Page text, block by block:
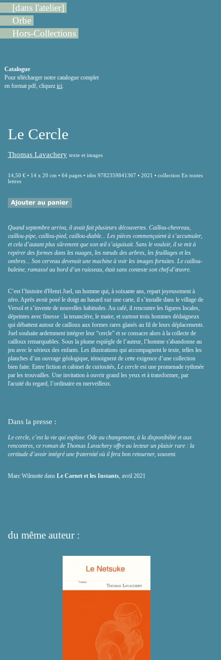
[dans l'atelier]
Orbe
Hors-Collections
Catalogue
Pour télécharger notre catalogue complet
en format pdf, cliquez ici
Le Cercle
Thomas Lavachery texte et images
14,50 € • 14 x 20 cm • 64 pages • isbn 9782359841367 • 2021 • collection En toutes
lettres
Quand septembre arriva, il avait fait plusieurs découvertes. Caillou-chevreau,
caillou-pipe, caillou-pied, caillou-diable... Les pièces commençaient à s’accumuler,
et cela d’autant plus sûrement que son œil s’aiguisait. Sans le vouloir, il se mit à
repérer des formes dans les nuages, les nœuds des arbres, les feuillages et les
ombres... Son cerveau devenait une machine à voir les images fortuites. Le caillou-
baleine, ramassé au bord d’un ruisseau, était sans conteste son chef-d’œuvre.
C’est l’histoire d'Henri Juel, un homme qui, à soixante ans, repart joyeusement à
zéro. Après avoir posé le doigt au hasard sur une carte, il s’installe dans le village de
Versol et s’invente de nouvelles habitudes. Au café, il rencontre les figures locales,
dépeintes avec finesse : la tenancière, le maire, et surtout trois hommes dédaigneux
qui débattent autour de cailloux aux formes rares glanés au fil de leurs déplacements.
Juel souhaite ardemment intégrer leur “cercle” et se consacre alors à la collecte de
cailloux remarquables. Sous la plume espiègle de l’auteur, l’homme s'abandonne au
jeu avec le sérieux des enfants. Les illustrations qui accompagnent le texte, telles les
planches d’un ouvrage géologique, témoignent de cette exigence d’une collection
bien faite. Entre fiction et cabinet de curiosités, Le cercle est une promenade rythmée
par les trouvailles. Une invitation à ouvrir grand les yeux et à transformer, par
l'acuité du regard, l’ordinaire en merveilleux.
Dans la presse :
Le cercle, c’est la vie qui explose. Ode au changement, à la disponibilité et aux
rencontres, ce roman de Thomas Lavachery offre au lecteur un plaisir rare : la
certitude d’avoir intégré une fraternité où il fera bon retourner, souvent.
Marc Wilmotte dans Le Carnet et les Instants , avril 2021
du même auteur :